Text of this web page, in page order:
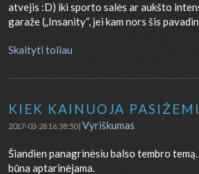
atvejis :D) iki sporto salės ar aukšto
garaže („Insanity“, jei kam nors šis
Skaityti toliau
KIEK KAINUOJA
2017-03-28 16:38:50 | Vyriškumas
Šiandien panagrinėsiu balso tembro
būna aptarinėjama.